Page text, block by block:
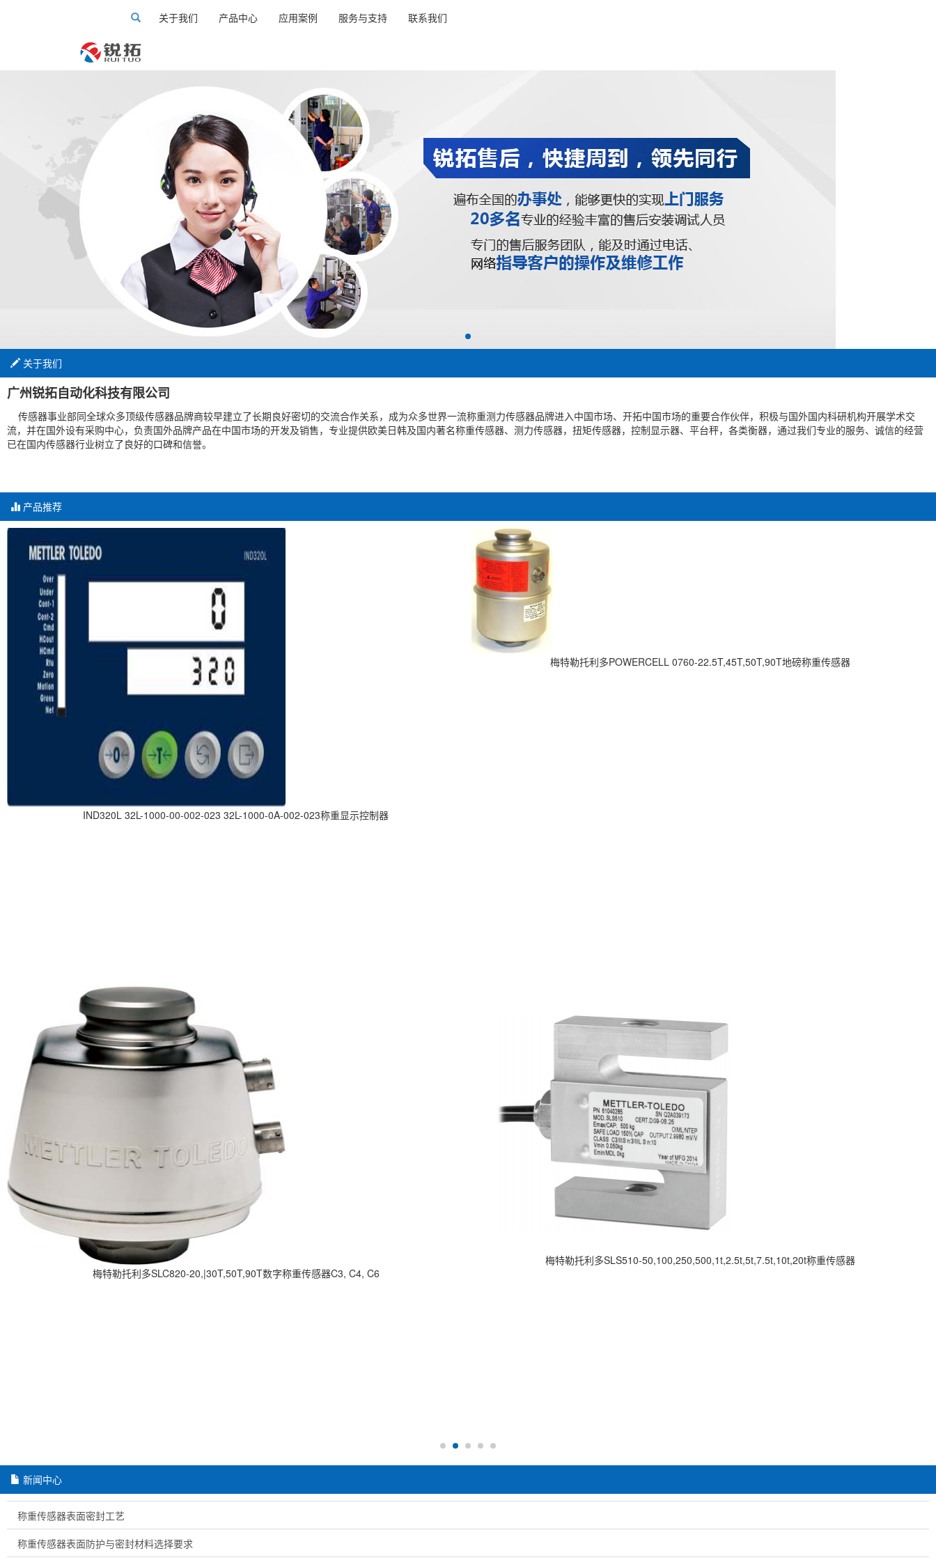
关于我们 产品中心 应用案例 服务与支持 联系我们
关于我们
广州锐拓自动化科技有限公司
传感器事业部同全球众多顶级传感器品牌商较早建立了长期良好密切的交流合作关系，成为众多世界一流称重测力传感器品牌进入中国市场、开拓中国市场的重要合作伙伴，积极与国外国内科研机构开展学术交
流，并在国外设有采购中心，负责国外品牌产品在中国市场的开发及销售，专业提供欧美日韩及国内著名称重传感器、测力传感器，扭矩传感器，控制显示器、平台秤，各类衡器，通过我们专业的服务、诚信的经营
已在国内传感器行业树立了良好的口碑和信誉。
产品推荐
IND320L 32L-1000-00-002-023 32L-1000-0A-002-023称重显示控制器
梅特勒托利多SLC820-20,|30T,50T,90T数字称重传感器C3, C4, C6
梅特勒托利多POWERCELL 0760-22.5T,45T,50T,90T地磅称重传感器
梅特勒托利多SLS510-50,100,250,500,1t,2.5t,5t,7.5t,10t,20t称重传感器
新闻中心
称重传感器表面密封工艺
称重传感器表面防护与密封材料选择要求